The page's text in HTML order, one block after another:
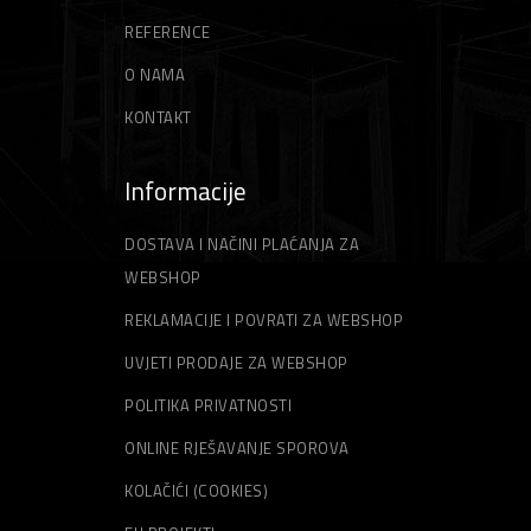
REFERENCE
O NAMA
KONTAKT
Informacije
DOSTAVA I NAČINI PLAĆANJA ZA
WEBSHOP
REKLAMACIJE I POVRATI ZA WEBSHOP
UVJETI PRODAJE ZA WEBSHOP
POLITIKA PRIVATNOSTI
ONLINE RJEŠAVANJE SPOROVA
KOLAČIĆI (COOKIES)